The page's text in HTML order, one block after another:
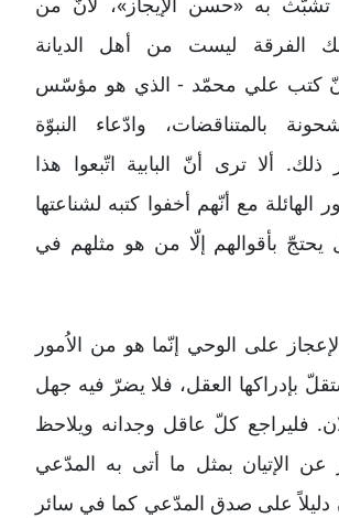
الفرقة ليست من أهل الديانة
أنّ كتب علي محمّد - الذي هو مؤسّس
بالمتناقضات، وادّعاء النبوّة
ذلك. ألا ترى أنّ البابية اتّبعوا هذا
الهائلة مع أنّهم أخفوا كتبه لشناعتها
بأقوالهم إلّا من هو مثلهم في
على الوحي إنّما هو من الاُمور
بإدراكها العقل، فلا يضرّ فيه جهل
فليراجع كلّ عاقل وجدانه ويلاحظ
الإتيان بمثل ما أتى به المدّعي
دليلاً على صدق المدّعي كما في سائر